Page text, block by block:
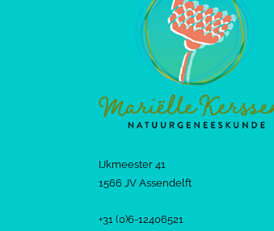
IJkmeester 41
1566 JV Assendelft
+31 (0)6-12406521